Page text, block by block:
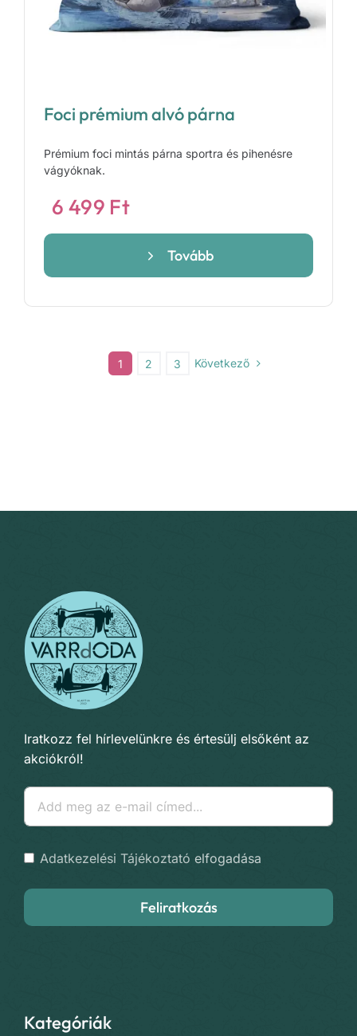
Foci prémium alvó párna
Prémium foci mintás párna sportra és pihenésre
vágyóknak.
6 499 Ft
Tovább
1 2 3 Következő
Iratkozz fel hírlevelünkre és értesülj elsőként az
akciókról!
Adatkezelési Tájékoztató elfogadása
Feliratkozás
Kategóriák